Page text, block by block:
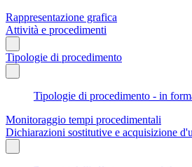
Rappresentazione grafica
Attività e procedimenti
Tipologie di procedimento
Tipologie di procedimento - in
Monitoraggio tempi procedimentali
Dichiarazioni sostitutive e acquisizione